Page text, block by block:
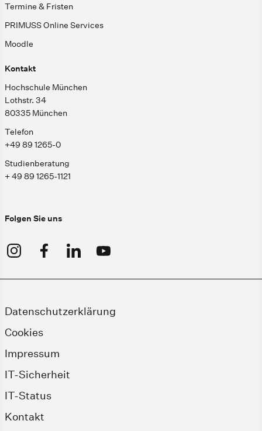
Termine & Fristen
PRIMUSS Online Services
Moodle
Kontakt
Hochschule München
Lothstr. 34
80335 München
Telefon
+49 89 1265-0
Studienberatung
+ 49 89 1265-1121
Folgen Sie uns
Datenschutzerklärung
Cookies
Impressum
IT-Sicherheit
IT-Status
Kontakt